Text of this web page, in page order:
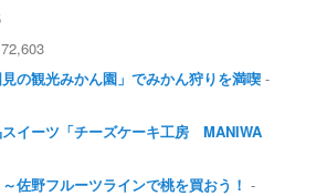
の観光みかん園」でみかん狩りを満喫 -
イーツ「チーズケーキ工房 MANIWA
佐野フルーツラインで桃を買おう！ -